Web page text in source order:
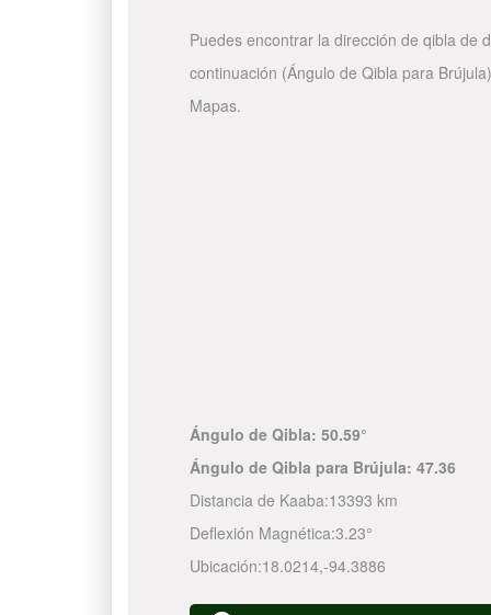
Puedes encontrar la dirección de qibla de
continuación (Ángulo de Qibla para
Mapas.
Ángulo de Qibla: 50.59°
Ángulo de Qibla para Brújula: 47.36
Distancia de Kaaba:13393 km
Deflexión Magnética:3.23°
Ubicación:18.0214,-94.3886